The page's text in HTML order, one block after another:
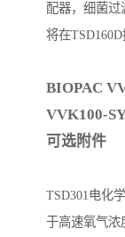
配器，细菌过
将在
BIOPAC
VVK100-
可选附件
TSD301电化
于高速氧气浓